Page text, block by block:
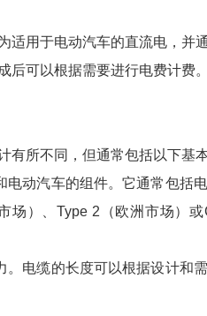
适用于电动汽车的直流电，并
后可以根据需要进行电费计费
所不同，但通常包括以下基
动汽车的组件。它通常包括
场）、 Type 2 （欧洲市场）或
电缆的长度可以根据设计和